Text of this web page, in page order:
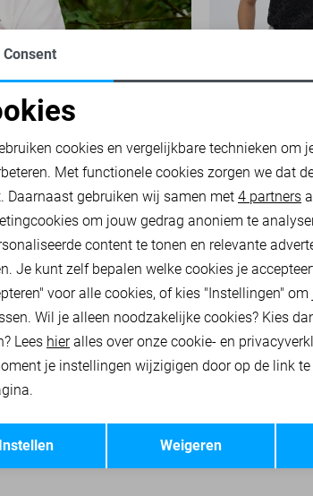
12,50 24,99
ONLY TRUIEN ONLY SWEATERS
cookies
cookies Marketing
Terug
Consent
cookies en vergelijkbare technieken om
Met functionele cookies zorgen we dat
Daarnaast gebruiken wij samen met 4 partners
om jouw gedrag anoniem te
content te tonen en relevante
Je kunt zelf bepalen welke cookies je
voor alle cookies, of kies "Instellingen"
Wil je alleen noodzakelijke cookies? Kies
Lees hieralles over onze cookie- en
je instellingen wijzigigen door op de link
Weigeren